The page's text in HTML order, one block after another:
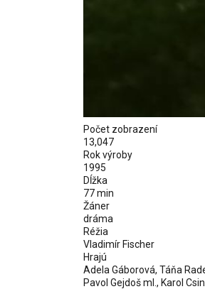
Počet zobrazení
13,047
Rok výroby
1995
Dĺžka
77 min
Žáner
dráma
Réžia
Vladimír Fischer
Hrajú
Adela Gáborová, Táňa
Pavol Gejdoš ml., Karol